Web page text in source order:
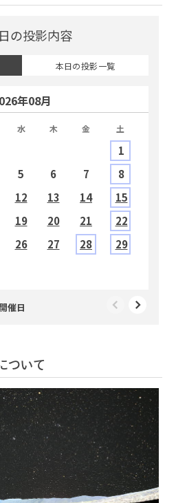
の投影内容
本日の投影一覧
年08月
水 木 金 土
1
5 6 7
8
12 13 14
15
19 20 21
22
26 27 28
29
催日
河鉄道（ギャラクシーレ
ジェスト ７～９月
ついて